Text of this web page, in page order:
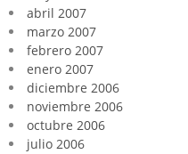
abril 2007
marzo 2007
febrero 2007
enero 2007
diciembre 2006
noviembre 2006
octubre 2006
julio 2006